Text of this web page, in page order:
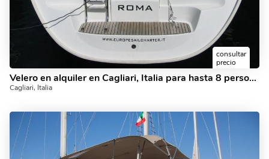
consultar
precio
Velero en alquiler en Cagliari, Italia para hasta 8 personas: el alquiler de yates Roma.
Cagliari, Italia